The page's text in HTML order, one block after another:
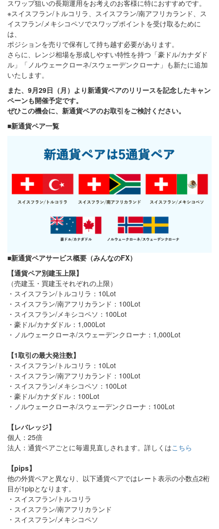
スワップ狙いの長期運用をお考えのお客様に特におすすめです。
※スイスフラン/トルコリラ、スイスフラン/南アフリカランド、ス
イスフラン/メキシコペソでスワップポイントを受け取るために
は、
ポジションを売りで保有して持ち越す必要があります。
さらに、レンジ相場を形成しやすい特性を持つ「豪ドル/カナダド
ル」「ノルウェークローネ/スウェーデンクローナ」も新たに追加
いたします。
また、9月29日（月）より新通貨ペアのリリースを記念したキャン
ペーンも開催予定です。
ぜひこの機会に、新通貨ペアのお取引をご検討ください。
■新通貨ペア一覧
■新通貨ペアサービス概要（みんなのFX）
【通貨ペア別建玉上限】
（売建玉・買建玉それぞれの上限）
・スイスフラン/トルコリラ：10Lot
・スイスフラン/南アフリカランド：100Lot
・スイスフラン/メキシコペソ：100Lot
・豪ドル/カナダドル：1,000Lot
・ノルウェークローネ/スウェーデンクローナ：1,000Lot
【1取引の最大発注数】
・スイスフラン/トルコリラ：10Lot
・スイスフラン/南アフリカランド：100Lot
・スイスフラン/メキシコペソ：100Lot
・豪ドル/カナダドル：100Lot
・ノルウェークローネ/スウェーデンクローナ：100Lot
【レバレッジ】
個人：25倍
法人：通貨ペアごとに毎週見直しされます。詳しくはこちら
【pips】
他の外貨ペアと異なり、以下通貨ペアではレート表示の小数点2桁
目が1pipとなります。
・スイスフラン/トルコリラ
・スイスフラン/南アフリカランド
・スイスフラン/メキシコペソ